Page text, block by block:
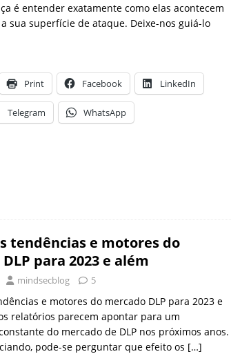
é entender exatamente como elas acontecem
sua superfície de ataque. Deixe-nos guiá-lo
Print Facebook LinkedIn
Telegram WhatsApp
tendências e motores do
para 2023 e além
mindsecblog 5
e motores do mercado DLP para 2023 e
relatórios parecem apontar para um
do mercado de DLP nos próximos anos.
pode-se perguntar que efeito os […]